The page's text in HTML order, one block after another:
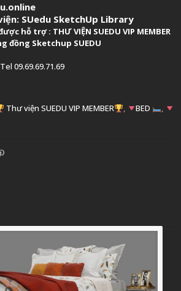
SUedu SketchUp Library
hỗ trợ : THƯ VIỆN SUEDU VIP MEMBER
đồng Sketchup SUEDU
Tel 09.69.69.71.69
Thư viện SUEDU VIP MEMBER , BED
,